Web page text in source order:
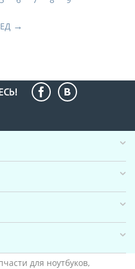
для ноутбуков,